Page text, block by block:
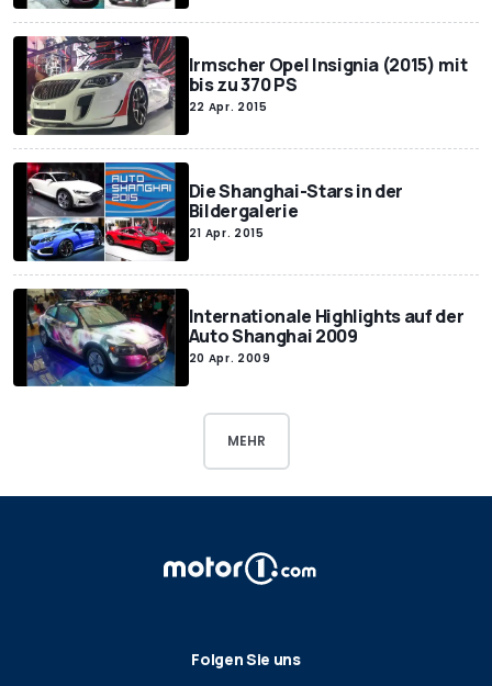
Irmscher Opel Insignia (2015) mit
bis zu 370 PS
22 Apr. 2015
Die Shanghai-Stars in der
Bildergalerie
21 Apr. 2015
Internationale Highlights auf der
Auto Shanghai 2009
20 Apr. 2009
MEHR
Folgen Sie uns